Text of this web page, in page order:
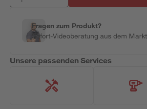
Fragen zum Produkt?
Sofort-Videoberatung aus dem Markt
Unsere passenden Services